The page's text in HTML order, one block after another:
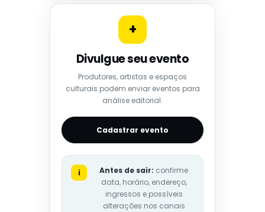
+
Divulgue seu evento
Produtores, artistas e espaços
culturais podem enviar eventos para
análise editorial.
Cadastrar evento
i Antes de sair: confirme
data, horário, endereço,
ingressos e possíveis
alterações nos canais